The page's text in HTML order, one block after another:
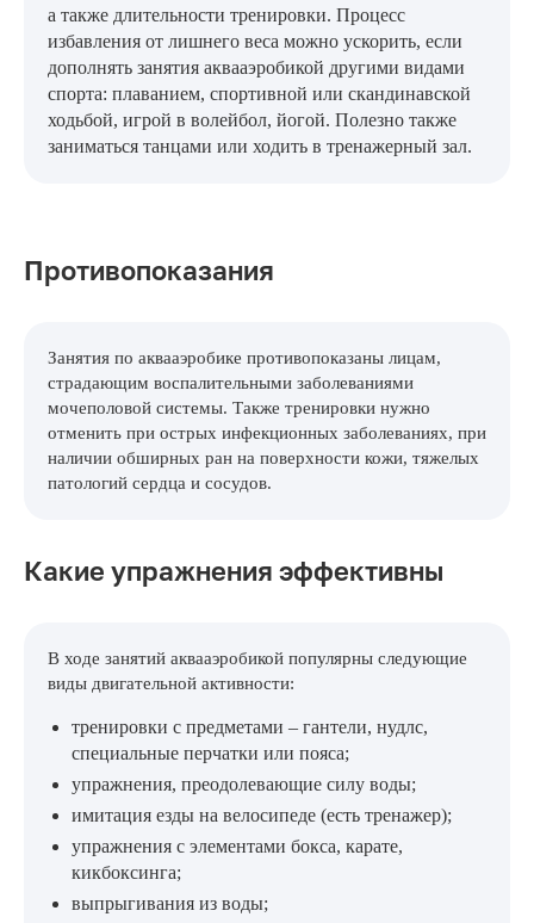
а также длительности тренировки. Процесс
избавления от лишнего веса можно ускорить, если
дополнять занятия аквааэробикой другими видами
спорта: плаванием, спортивной или скандинавской
ходьбой, игрой в волейбол, йогой. Полезно также
заниматься танцами или ходить в тренажерный зал.
Противопоказания
Занятия по аквааэробике противопоказаны лицам,
страдающим воспалительными заболеваниями
мочеполовой системы. Также тренировки нужно
отменить при острых инфекционных заболеваниях, при
наличии обширных ран на поверхности кожи, тяжелых
патологий сердца и сосудов.
Какие упражнения эффективны
В ходе занятий аквааэробикой популярны следующие
виды двигательной активности:
тренировки с предметами – гантели, нудлс,
специальные перчатки или пояса;
упражнения, преодолевающие силу воды;
имитация езды на велосипеде (есть тренажер);
упражнения с элементами бокса, карате,
кикбоксинга;
выпрыгивания из воды;